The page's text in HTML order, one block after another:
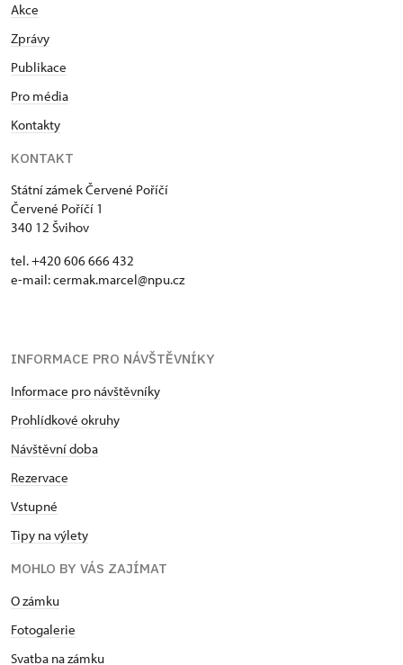
Akce
Zprávy
Publikace
Pro média
Kontakty
KONTAKT
Státní zámek Červené Poříčí
Červené Poříčí 1
340 12 Švihov
tel. +420 606 666 432
e-mail: cermak.marcel@npu.cz
INFORMACE PRO NÁVŠTĚVNÍKY
Informace pro návštěvníky
Prohlídkové okruhy
Návštěvní doba
Rezervace
Vstupné
Tipy na výlety
MOHLO BY VÁS ZAJÍMAT
O zámku
Fotogalerie
Svatba na zámku